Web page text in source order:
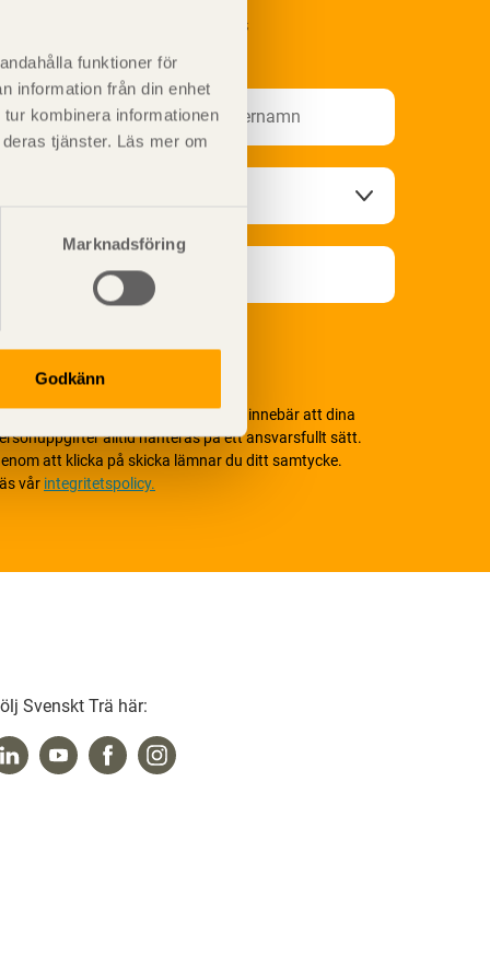
funktioner för
information från din enhet
kombinera informationen
tjänster. Läs mer om
Marknadsföring
Godkänn
på Svenskt Träs
värnar om personlig integritet vilket innebär att dina
alltid hanteras på ett ansvarsfullt sätt.
att klicka på skicka lämnar du ditt samtycke.
vår integritetspolicy.
Svenskt Trä här: